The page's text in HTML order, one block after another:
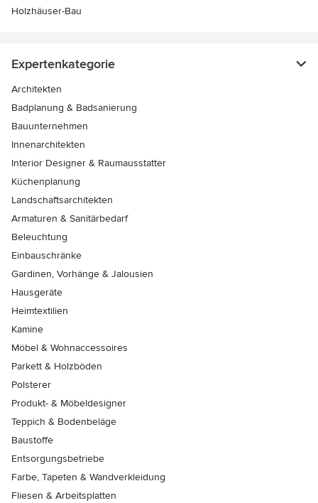
Holzhäuser-Bau
Expertenkategorie
Architekten
Badplanung & Badsanierung
Bauunternehmen
Innenarchitekten
Interior Designer & Raumausstatter
Küchenplanung
Landschaftsarchitekten
Armaturen & Sanitärbedarf
Beleuchtung
Einbauschränke
Gardinen, Vorhänge & Jalousien
Hausgeräte
Heimtextilien
Kamine
Möbel & Wohnaccessoires
Parkett & Holzböden
Polsterer
Produkt- & Möbeldesigner
Teppich & Bodenbeläge
Baustoffe
Entsorgungsbetriebe
Farbe, Tapeten & Wandverkleidung
Fliesen & Arbeitsplatten